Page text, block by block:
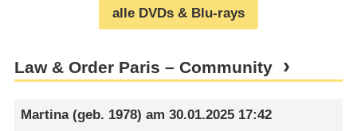
alle DVDs & Blu-rays
Law & Order Paris – Community
Martina(geb. 1978) am30.01.2025 17:42